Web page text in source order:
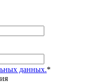
данных.*